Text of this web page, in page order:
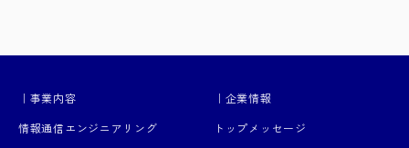
｜事業内容
情報通信エンジニアリング
｜企業情報
トップメッセージ